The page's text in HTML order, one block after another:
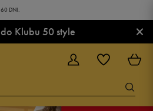
60 DNI.
Klubu 50 style ×